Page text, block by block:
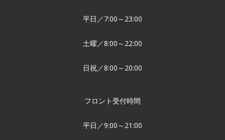
平日／7:00～23:00
土曜／8:00～22:00
日祝／8:00～20:00
フロント受付時間
平日／9:00～21:00